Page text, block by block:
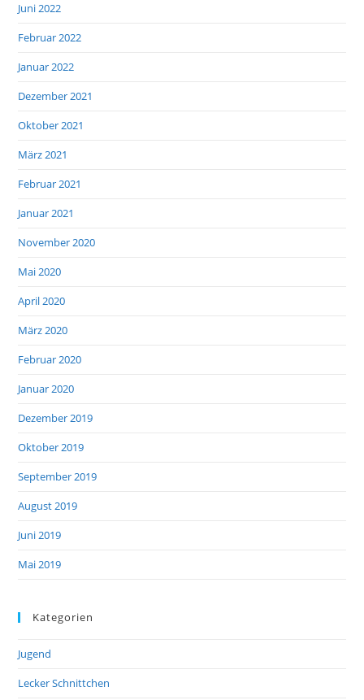
Juni 2022
Februar 2022
Januar 2022
Dezember 2021
Oktober 2021
März 2021
Februar 2021
Januar 2021
November 2020
Mai 2020
April 2020
März 2020
Februar 2020
Januar 2020
Dezember 2019
Oktober 2019
September 2019
August 2019
Juni 2019
Mai 2019
Kategorien
Jugend
Lecker Schnittchen